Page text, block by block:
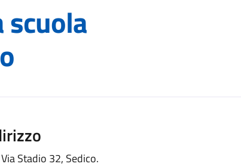
Via Stadio 32, Sedico.